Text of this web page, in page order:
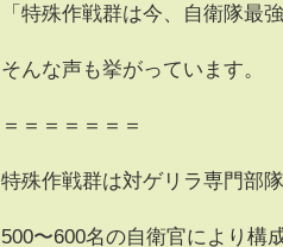
「特殊作戦群は今、自衛隊最
そんな声も挙がっています。
＝＝＝＝＝＝＝
特殊作戦群は対ゲリラ専門部隊
500〜600名の自衛官により構